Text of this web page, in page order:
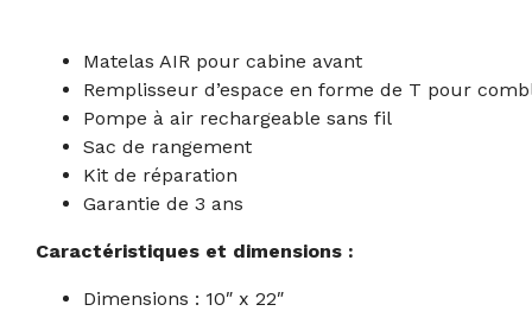
Matelas AIR pour cabine avant
Remplisseur d’espace en forme de T pour
Pompe à air rechargeable sans fil
Sac de rangement
Kit de réparation
Garantie de 3 ans
Caractéristiques et dimensions :
Dimensions : 10″ x 22″